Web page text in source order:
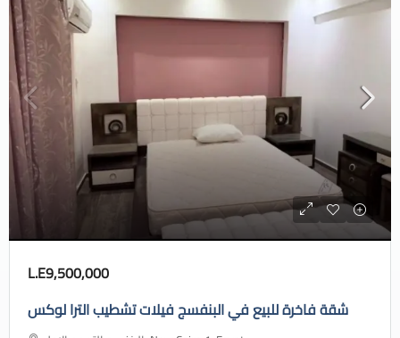
L.E9,500,000
شقة فاخرة للبيع في البنفسج فيلات تشطيب الترا لوكس